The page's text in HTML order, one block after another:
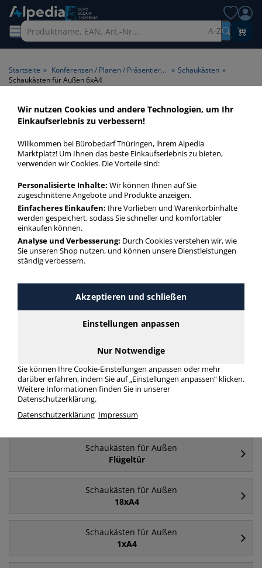
A-Z
Startseite » Konferenzen / Planen / Präsentieren » Schaukästen »
Schaukästen für Außen 6xA4
Schaukästen für Außen 6xA4
> Format 6xA4
Schaukästen für Außen 6xA4 in bester Qualität zum
6xA4 mit unserer Filter-Funktion.
Schaukästen für Außen 6xA4
mehr Infos zur Kategorie
Schaukästen für Außen
Schaukästen für Außen
12xA4
Schaukästen für Außen
4xA4 (A2)
Schaukästen für Außen
Flügeltür
Schaukästen für Außen
18xA4
Schaukästen für Außen
1xA4
Wir nutzen Cookies und andere Technologien, um Ihr
Einkaufserlebnis zu verbessern!
Willkommen bei Bürobedarf Thüringen, ihrem Alpedia
Marktplatz! Um Ihnen das beste Einkaufserlebnis zu bieten,
verwenden wir Cookies. Die Vorteile sind:
Personalisierte Inhalte: Wir können Ihnen auf Sie
zugeschnittene Angebote und Produkte anzeigen.
Einfacheres Einkaufen: Ihre Vorlieben und Warenkorbinhalte
werden gespeichert, sodass Sie schneller und komfortabler
einkaufen können.
Analyse und Verbesserung: Durch Cookies verstehen wir, wie
Sie unseren Shop nutzen, und können unsere Dienstleistungen
ständig verbessern.
Akzeptieren und schließen
Einstellungen anpassen
Nur Notwendige
Sie können Ihre Cookie-Einstellungen anpassen oder mehr
darüber erfahren, indem Sie auf „Einstellungen anpassen“ klicken.
Weitere Informationen finden Sie in unserer
Datenschutzerklärung.
Datenschutzerklärung Impressum